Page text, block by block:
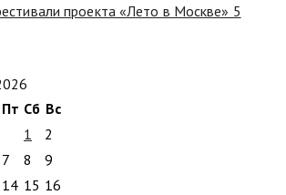
проекта «Лето в Москве» 5
Пт Сб Вс
1
2
7 8
9
14 15 16